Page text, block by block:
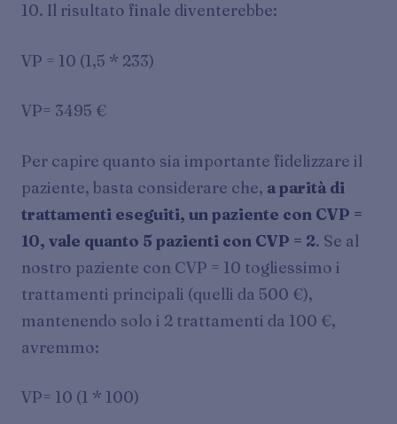
10. Il risultato finale diventerebbe:
VP = 10 (1,5 * 233)
VP= 3495 €
Per capire quanto sia importante fidelizzare il
paziente, basta considerare che, a parità di
trattamenti eseguiti, un paziente con CVP =
10, vale quanto 5 pazienti con CVP = 2. Se al
nostro paziente con CVP = 10 togliessimo i
trattamenti principali (quelli da 500 €),
mantenendo solo i 2 trattamenti da 100 €,
avremmo:
VP= 10 (1 * 100)